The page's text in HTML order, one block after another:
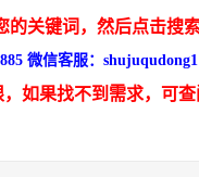
的关键词，然后点击搜
微信客服：
如果找不到需求，可